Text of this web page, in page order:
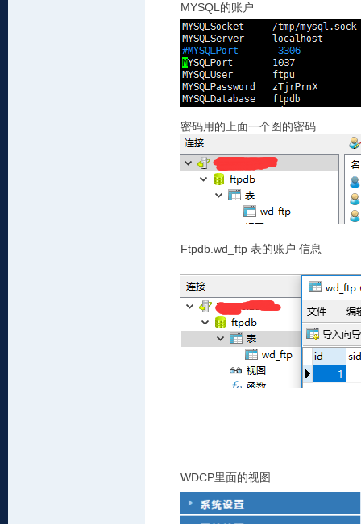
MYSQL 的账户
密码用的上面一个图的密码
Ftpdb.wd_ftp 表的账户 信息
WDCP里面的视图